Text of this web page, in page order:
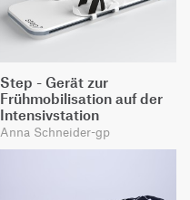
Step - Gerät zur
Frühmobilisation auf der
Intensivstation
Anna Schneider-gp